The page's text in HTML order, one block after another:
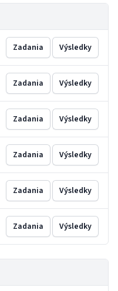
Zadania Výsledky
Zadania Výsledky
Zadania Výsledky
Zadania Výsledky
Zadania Výsledky
Zadania Výsledky